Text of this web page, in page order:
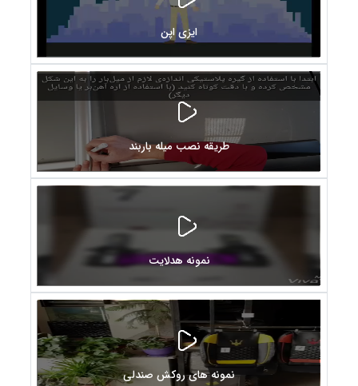
ایزی اپن
طریقه نصب میله باربند
نمونه هدلایت
نمونه های روکش صندلی